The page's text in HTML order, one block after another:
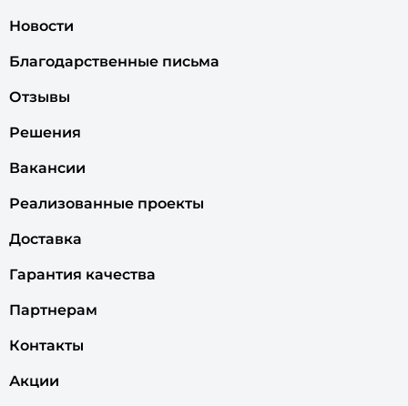
Новости
Благодарственные письма
Отзывы
Решения
Вакансии
Реализованные проекты
Доставка
Гарантия качества
Партнерам
Контакты
Акции